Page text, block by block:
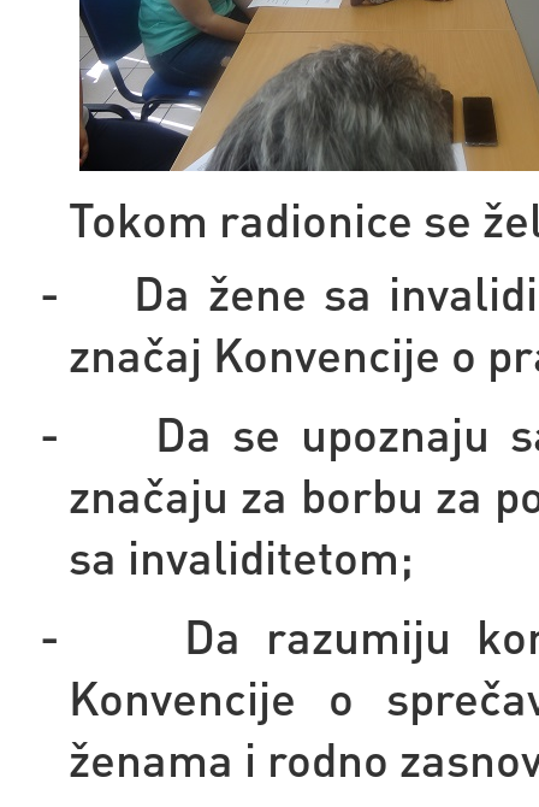
Tokom radionice se
-
Da žene sa
značaj Konvencije o
-
Da se upoznaju
značaju za borbu za
sa invaliditetom;
-
Da razumiju
Konvencije o
ženama i rodno